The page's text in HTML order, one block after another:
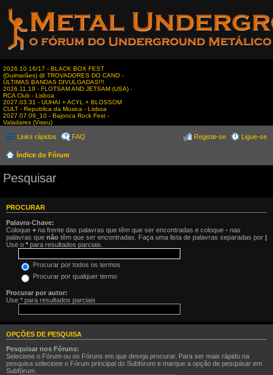
2026.10.16/17 - BLACK BOX FEST
(Guimarães) @ TROVADORES DO CANO -
ÚLTIMAS BANDAS DIVULGADAS!!!
2026.11.19 - FLOTSAM AND JETSAM (USA) -
RCA Club - Lisboa
2027.03.31 - UUHAI + ACYL + BLOSSOM
CULT - Republica da Musica - Lisboa
2027.07.09_10 - Bajonca Rock Fest -
Valadares (Viseu)
Links rápidos FAQ Ligue-se
Registe-se
Índice do Fórum
Pesquisar
PROCURAR
Palavra-Chave:
Coloque + na frente das palavras que têm que ser encontradas e coloque - nas
palavras que não têm que ser encontradas. Faça uma lista de palavras separadas por |
Use o * para resultados parciais.
Procurar por todos os termos
Procurar por qualquer termo
Procurar por autor:
Use * para resultados parciais
OPÇÕES DE PESQUISA
Pesquisar nos Fóruns:
Selecione o Fórum ou os Fóruns em que deseja procurar. Para ser mais rápido na
pesquisa selecione o Fórum principal do Subfórum e marque a opção de pesquisar em
Subfórum.